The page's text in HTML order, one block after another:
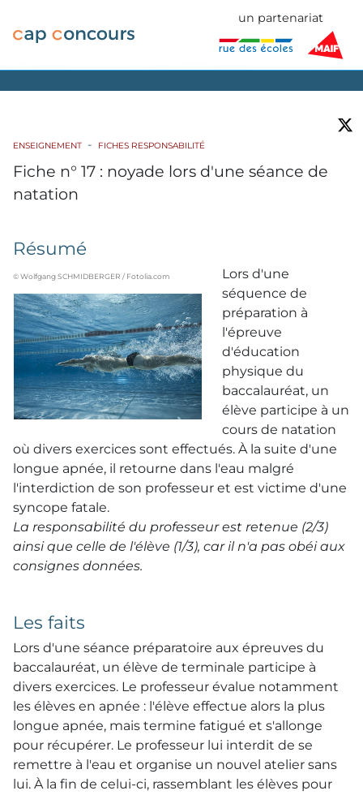
un partenariat
ENSEIGNEMENT FICHES RESPONSABILITÉ
Fiche n° 17 : noyade lors d'une séance de
natation
Résumé
© Wolfgang SCHMIDBERGER / Fotolia.com
Lors d'une
séquence de
préparation à
l'épreuve
d'éducation
physique du
baccalauréat, un
élève participe à un
cours de natation
où divers exercices sont effectués. À la suite d'une
longue apnée, il retourne dans l'eau malgré
l'interdiction de son professeur et est victime d'une
syncope fatale.
La responsabilité du professeur est retenue (2/3)
ainsi que celle de l'élève (1/3), car il n'a pas obéi aux
consignes données.
Les faits
Lors d'une séance préparatoire aux épreuves du
baccalauréat, un élève de terminale participe à
divers exercices. Le professeur évalue notamment
les élèves en apnée : l'élève effectue alors la plus
longue apnée, mais termine fatigué et s'allonge
pour récupérer. Le professeur lui interdit de se
remettre à l'eau et organise un nouvel atelier sans
lui. À la fin de celui-ci, rassemblant les élèves pour